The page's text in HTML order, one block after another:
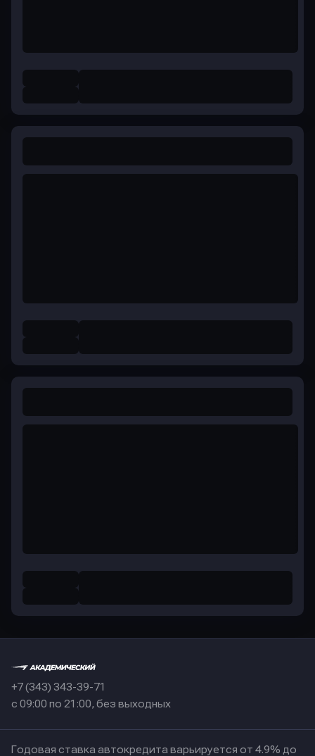
+7 (343) 343-39-71
с 09:00 по 21:00, без выходных
Годовая ставка автокредита варьируется от 4.9% до